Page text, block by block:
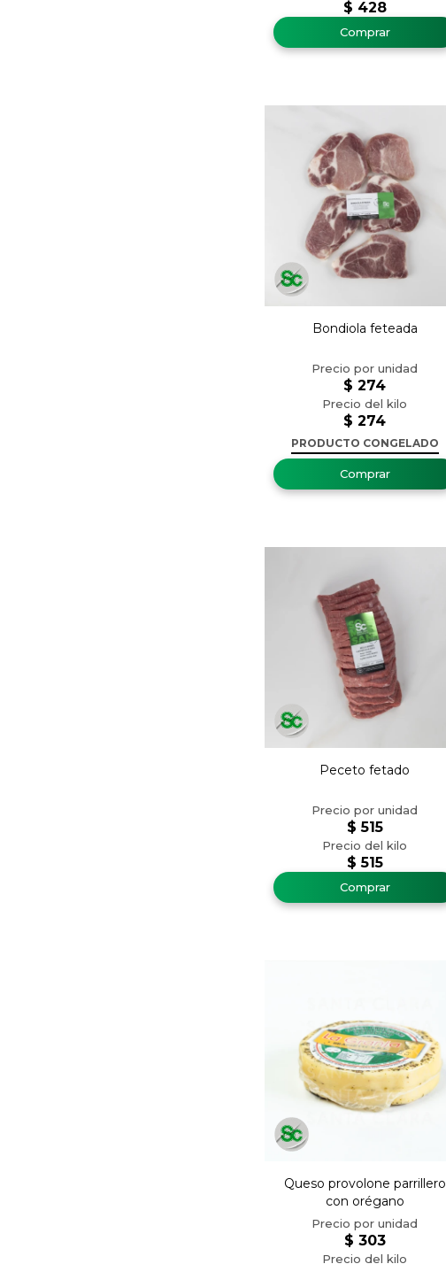
$ 428
Bondiola feteada
$ 274
$ 274
PRODUCTO CONGELADO
Peceto fetado
$ 515
$ 515
Queso provolone parrillero
con orégano
$ 303